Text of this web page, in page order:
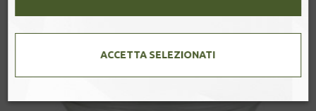
ACCETTA SELEZIONATI